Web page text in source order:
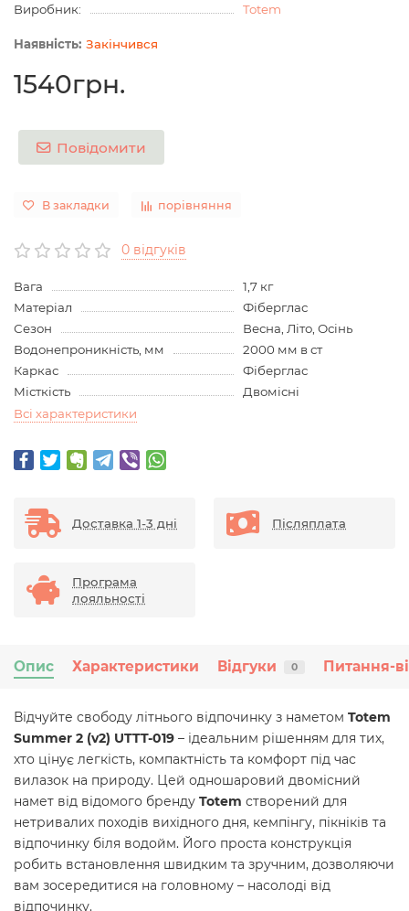
Виробник:
Totem
Закінчився
1540грн.
Повідомити
В закладки порівняння
0 відгуків
Вага
1,7 кг
Матеріал
Фіберглас
Сезон
Весна, Літо, Осінь
Водонепроникність, мм
2000 мм в ст
Каркас
Фіберглас
Місткість
Двомісні
Всі характеристики
Доставка 1-3 дні Післяплата
Програма
лояльності
Опис Характеристики Відгуки 0 Питання-
Відчуйте свободу літнього відпочинку з наметом Totem
Summer 2 (v2) UTTT-019 – ідеальним рішенням для тих,
хто цінує легкість, компактність та комфорт під час
вилазок на природу. Цей одношаровий двомісний
намет від відомого бренду Totem створений для
нетривалих походів вихідного дня, кемпінгу, пікніків та
відпочинку біля водойм. Його проста конструкція
робить встановлення швидким та зручним, дозволяючи
вам зосередитися на головному – насолоді від
відпочинку.